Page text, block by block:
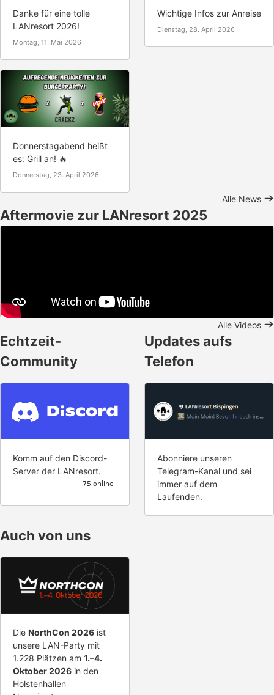
Danke für eine tolle
LANresort 2026!
Montag, 11. Mai 2026
Wichtige Infos zur Anreise
Dienstag, 28. April 2026
Donnerstagabend heißt
es: Grill an! 🔥
Donnerstag, 23. April 2026
Alle News
Aftermovie zur LANresort 2025
Alle Videos
Echtzeit-
Community
Komm auf den Discord-
Server der LANresort.
Updates aufs
Telefon
Abonniere unseren
Telegram-Kanal und sei
immer auf dem
Laufenden.
Auch von uns
Die NorthCon 2026 ist
unsere LAN-Party mit
1.228 Plätzen am 1.–4.
Oktober 2026 in den
Holstenhallen